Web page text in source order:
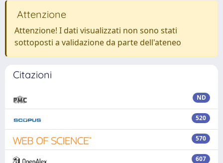
Attenzione
Attenzione! I dati visualizzati non sono stati
sottoposti a validazione da parte dell'ateneo
Citazioni
ND
520
570
607